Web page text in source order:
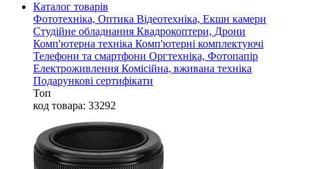
Каталог товарів
Фототехніка, Оптика Відеотехніка, Екшн камери
Студійне обладнання Квадрокоптери, Дрони
Комп'ютерна техніка Комп'ютерні комплектуючі
Телефони та смартфони Оргтехніка, Фотопапір
Електроживлення Комісійна, вживана техніка
Подарункові сертифікати
Топ
код товара: 33292